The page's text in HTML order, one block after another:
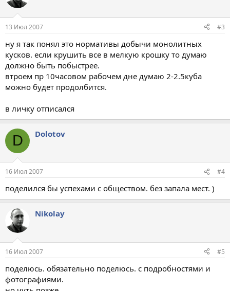
13 Июл 2007 #3
ну я так понял это нормативы добычи монолитных
кусков. если крушить все в мелкую крошку то думаю
должно быть побыстрее.
втроем пр 10часовом рабочем дне думаю 2-2.5куба
можно будет продолбится.
в личку отписался
D Dolotov
16 Июл 2007 #4
поделился бы успехами с обществом. без запала мест. )
Nikolay
16 Июл 2007 #5
поделюсь. обязательно поделюсь. с подробностями и
фотографиями.